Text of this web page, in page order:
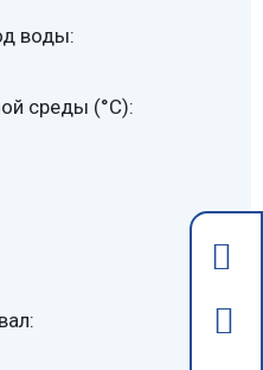
воды:
среды (°C):